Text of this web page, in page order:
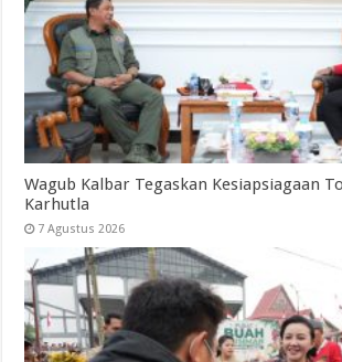
Wagub Kalbar Tegaskan Kesiapsiagaan
Karhutla
7 Agustus 2026